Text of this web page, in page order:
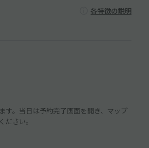
各特徴の説明
。当日は予約完了画面を開き、マップ
さい。